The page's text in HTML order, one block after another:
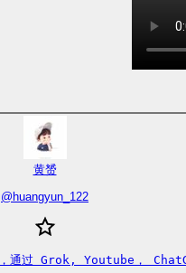
黄赟
@ huangyun_122
，通过 Grok, Youtube，